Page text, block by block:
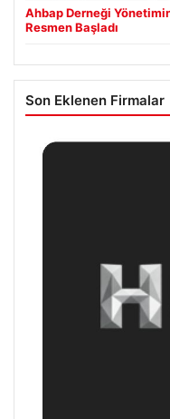
Ahbap Derneği
Resmen Başladı
Son Eklenen Firmalar